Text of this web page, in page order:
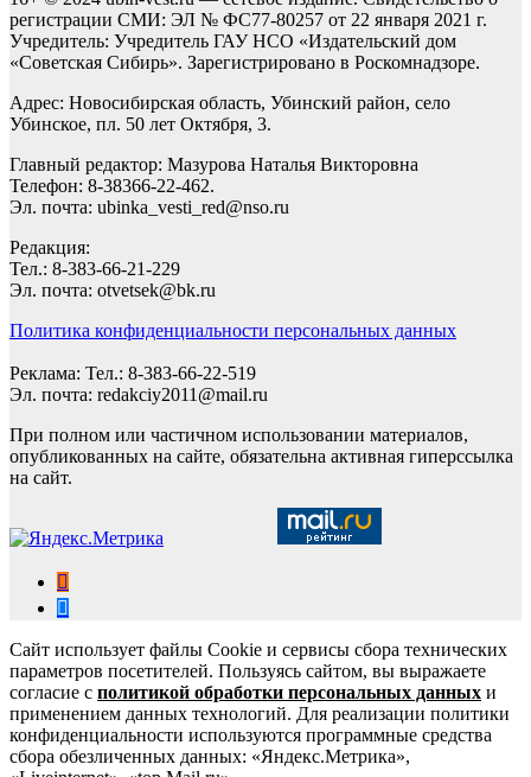
регистрации СМИ: ЭЛ № ФС77-80257 от 22 января 2021 г.
Учредитель: Учредитель ГАУ НСО «Издательский дом
«Советская Сибирь». Зарегистрировано в Роскомнадзоре.
Адрес: Новосибирская область, Убинский район, село
Убинское, пл. 50 лет Октября, 3.
Главный редактор: Мазурова Наталья Викторовна
Телефон: 8-38366-22-462.
Эл. почта: ubinka_vesti_red@nso.ru
Редакция:
Тел.: 8-383-66-21-229
Эл. почта: otvetsek@bk.ru
Политика конфиденциальности персональных данных
Реклама: Тел.: 8-383-66-22-519
Эл. почта: redakciy2011@mail.ru
При полном или частичном использовании материалов,
опубликованных на сайте, обязательна активная гиперссылка
на сайт.
Сайт использует файлы Cookie и сервисы сбора технических
параметров посетителей. Пользуясь сайтом, вы выражаете
согласие с политикой обработки персональных данных и
применением данных технологий. Для реализации политики
конфиденциальности используются программные средства
сбора обезличенных данных: «Яндекс.Метрика»,